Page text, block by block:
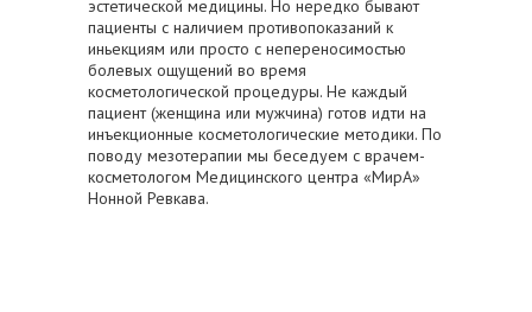
эстетической медицины. Но нередко бывают
пациенты с наличием противопоказаний к
иньекциям или просто с непереносимостью
болевых ощущений во время
косметологической процедуры. Не каждый
пациент (женщина или мужчина) готов идти на
инъекционные косметологические методики. По
поводу мезотерапии мы беседуем с врачем-
косметологом Медицинского центра «МирА»
Нонной Ревкава.